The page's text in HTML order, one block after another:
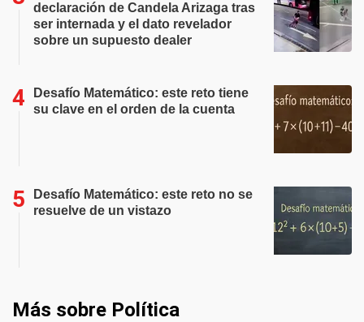
declaración de Candela Arizaga tras
ser internada y el dato revelador
sobre un supuesto dealer
Desafío Matemático: este reto tiene
su clave en el orden de la cuenta
Desafío Matemático: este reto no se
resuelve de un vistazo
Más sobre Política